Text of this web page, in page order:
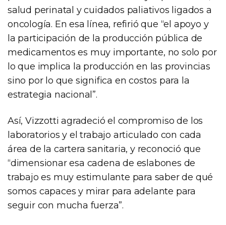
salud perinatal y cuidados paliativos ligados a
oncología. En esa línea, refirió que “el apoyo y
la participación de la producción pública de
medicamentos es muy importante, no solo por
lo que implica la producción en las provincias
sino por lo que significa en costos para la
estrategia nacional”.
Así, Vizzotti agradeció el compromiso de los
laboratorios y el trabajo articulado con cada
área de la cartera sanitaria, y reconoció que
“dimensionar esa cadena de eslabones de
trabajo es muy estimulante para saber de qué
somos capaces y mirar para adelante para
seguir con mucha fuerza”.